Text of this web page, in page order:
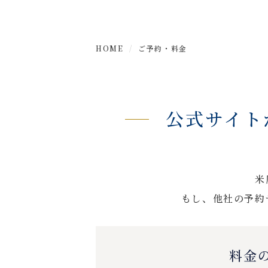
HOME ご予約・料金
公式サイ
米
もし、他社の予
料金